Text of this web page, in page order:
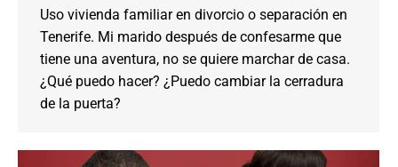
Uso vivienda familiar en divorcio o separación en
Tenerife. Mi marido después de confesarme que
tiene una aventura, no se quiere marchar de casa.
¿Qué puedo hacer? ¿Puedo cambiar la cerradura
de la puerta?